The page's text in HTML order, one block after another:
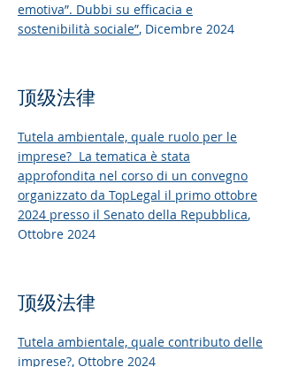
emotiva”. Dubbi su efficacia e
sostenibilità sociale”, Dicembre 2024
顶级法律
Tutela ambientale, quale ruolo per le
imprese? La tematica è stata
approfondita nel corso di un convegno
organizzato da TopLegal il primo ottobre
2024 presso il Senato della Repubblica,
Ottobre 2024
顶级法律
Tutela ambientale, quale contributo delle
imprese?, Ottobre 2024